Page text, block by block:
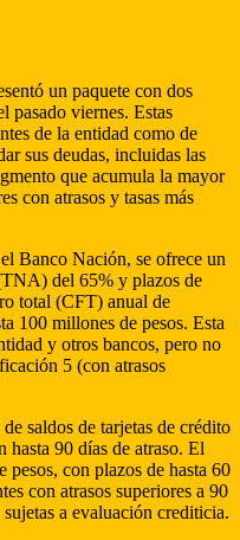
un paquete con dos
pasado viernes. Estas
de la entidad como de
sus deudas, incluidas las
que acumula la mayor
con atrasos y tasas más
Banco Nación, se ofrece un
del 65% y plazos de
total (CFT) anual de
100 millones de pesos. Esta
y otros bancos, pero no
5 (con atrasos
saldos de tarjetas de crédito
hasta 90 días de atraso. El
pesos, con plazos de hasta 60
con atrasos superiores a 90
a evaluación crediticia.